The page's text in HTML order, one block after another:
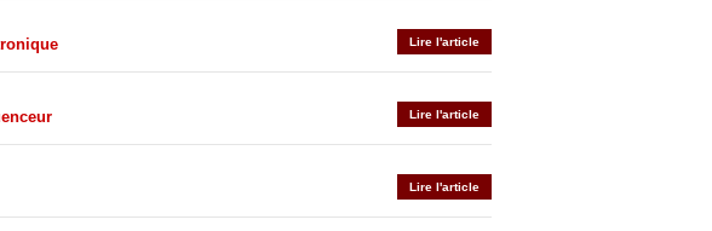
Lire l'article
Lire l'article
Lire l'article